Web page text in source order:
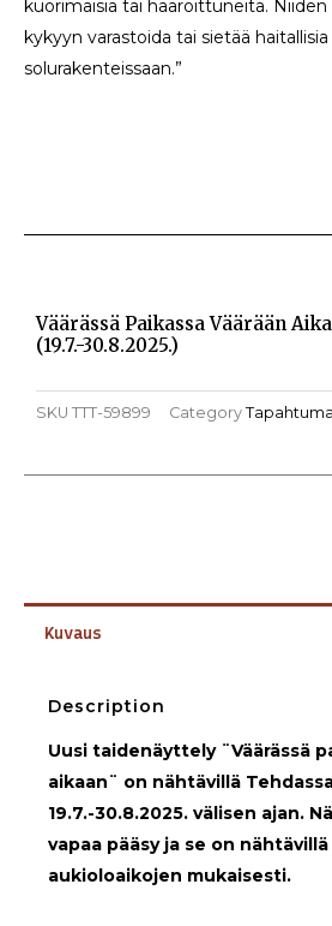
kuorimaisia tai haaroittuneita.
kykyyn varastoida tai sietää
solurakenteissaan.”
Väärässä Paikassa Väärään
(19.7.-30.8.2025.)
SKU TTT-59899 Category
Kuvaus
Description
Uusi taidenäyttely ¨Väärässä
aikaan¨ on nähtävillä
19.7.-30.8.2025. välisen ajan.
vapaa pääsy ja se on
aukioloaikojen mukaisesti.